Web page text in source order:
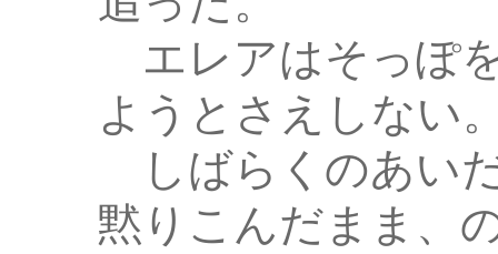
エレアはそっぽ
ようとさえしない
しばらくのあい
黙りこんだまま、